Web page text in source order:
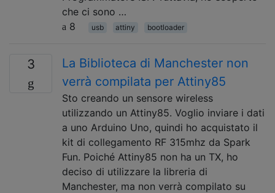
che ci sono …
8
usb attiny bootloader
3
La Biblioteca di Manchester non
verrà compilata per Attiny85
Sto creando un sensore wireless
utilizzando un Attiny85. Voglio inviare i dati
a uno Arduino Uno, quindi ho acquistato il
kit di collegamento RF 315mhz da Spark
Fun. Poiché Attiny85 non ha un TX, ho
deciso di utilizzare la libreria di
Manchester, ma non verrà compilato su